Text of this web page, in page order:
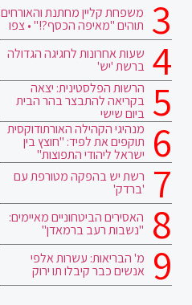
משפחת קליין מחתנת והאורחים
תוהים "מאיפה הכסף?!" • צפו
שעות אחרונות לחגיגה הגדולה
ברשת 'יש'
הרשות הפלסטינית: יצאה
בקריאה להתבצר בהר הבית
ביום שישי
מנהיגי הקהילה האורתודוקסית
תוקפים את לפיד: "חוצץ בין
ישראל ליהודי התפוצות"
רשת יש בהפקה מטורפת עם
'ברדק'
האסירים הביטחוניים מאיימים:
"נשבות רעב ברמאדן"
מ' הבריאות: עשרות אלפי
אנשים כבר קיבלו תו ירוק